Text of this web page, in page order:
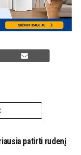
patirti rudenį